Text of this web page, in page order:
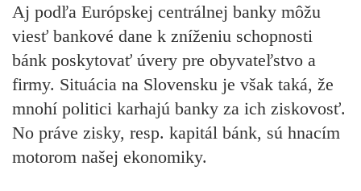
Aj podľa Európskej centrálnej banky môžu
viesť bankové dane k zníženiu schopnosti
bánk poskytovať úvery pre obyvateľstvo a
firmy. Situácia na Slovensku je však taká, že
mnohí politici karhajú banky za ich ziskovosť.
No práve zisky, resp. kapitál bánk, sú hnacím
motorom našej ekonomiky.